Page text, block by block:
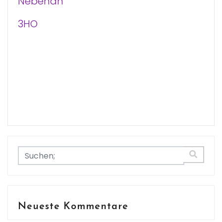
3HO
Neueste Kommentare